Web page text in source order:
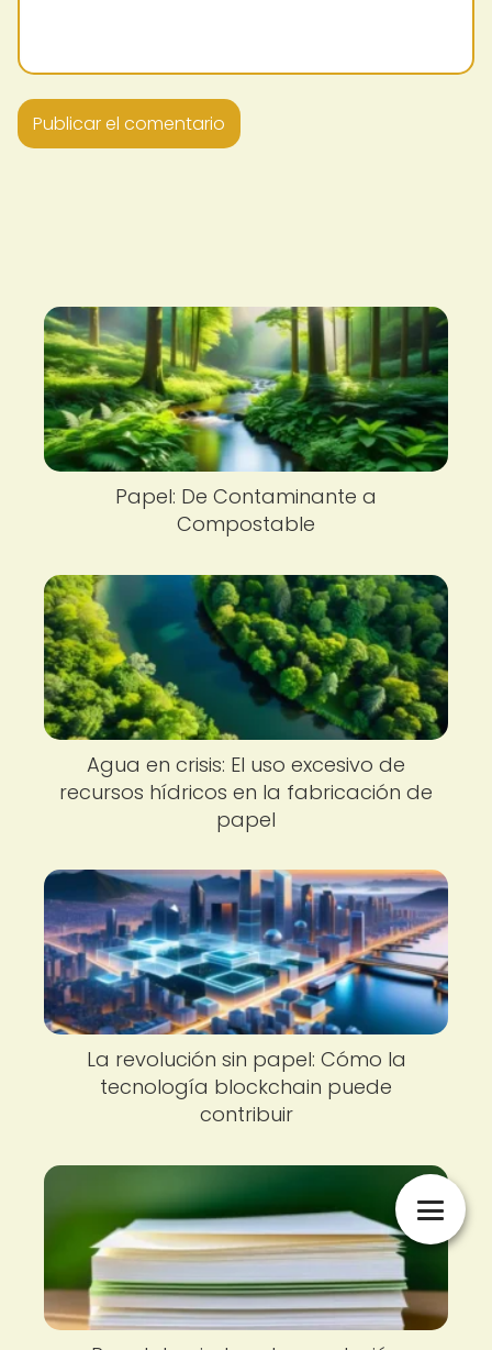
Papel: De Contaminante a
Compostable
Agua en crisis: El uso excesivo de
recursos hídricos en la fabricación de
papel
La revolución sin papel: Cómo la
tecnología blockchain puede
contribuir